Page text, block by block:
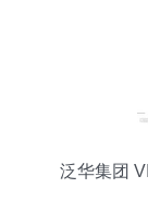
泛华集团